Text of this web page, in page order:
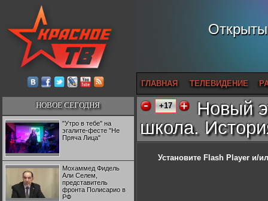
ГЛАВНАЯ ТЕЛЕВИДЕНИЕ
НОВОЕ СЕГОДНЯ
"Утро в тебе" на
эгалите-фесте "Не
Пряча Лица"
Мохаммед Фидель
Али Селем,
представитель
фронта Полисарио в
РФ
+17
Новый
школа.
Установите Flash Player и/